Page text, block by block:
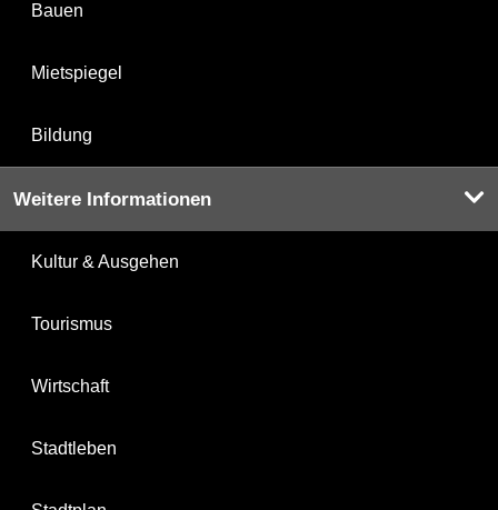
Bauen
Mietspiegel
Bildung
Weitere Informationen
Kultur & Ausgehen
Tourismus
Wirtschaft
Stadtleben